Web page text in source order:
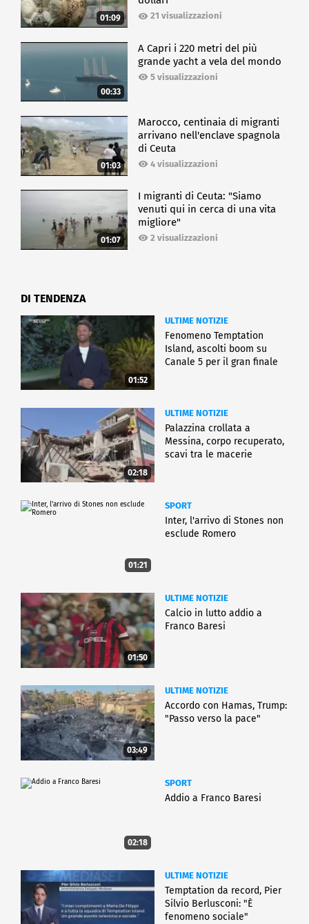
01:09 21 visualizzazioni
00:33
A Capri i 220 metri del più
grande yacht a vela del mondo
5 visualizzazioni
01:03
Marocco, centinaia di migranti
arrivano nell'enclave spagnola
di Ceuta
4 visualizzazioni
01:07
I migranti di Ceuta: "Siamo
venuti qui in cerca di una vita
migliore"
2 visualizzazioni
DI TENDENZA
01:52
ULTIME NOTIZIE
Fenomeno Temptation
Island, ascolti boom su
Canale 5 per il gran finale
02:18
ULTIME NOTIZIE
Palazzina crollata a
Messina, corpo recuperato,
scavi tra le macerie
01:21
SPORT
Inter, l'arrivo di Stones non
esclude Romero
01:50
ULTIME NOTIZIE
Calcio in lutto addio a
Franco Baresi
03:49
ULTIME NOTIZIE
Accordo con Hamas, Trump:
"Passo verso la pace"
02:18
SPORT
Addio a Franco Baresi
ULTIME NOTIZIE
Temptation da record, Pier
Silvio Berlusconi: "È
fenomeno sociale"